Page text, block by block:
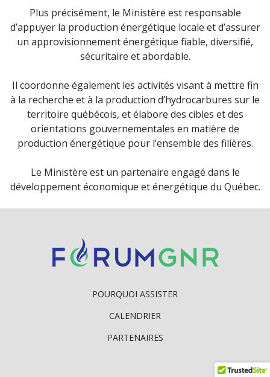
Plus précisément, le Ministère est responsable
d’appuyer la production énergétique locale et d’assurer
un approvisionnement énergétique fiable, diversifié,
sécuritaire et abordable.
Il coordonne également les activités visant à mettre fin
à la recherche et à la production d’hydrocarbures sur le
territoire québécois, et élabore des cibles et des
orientations gouvernementales en matière de
production énergétique pour l’ensemble des filières.
Le Ministère est un partenaire engagé dans le
développement économique et énergétique du Québec.
POURQUOI ASSISTER
CALENDRIER
PARTENAIRES